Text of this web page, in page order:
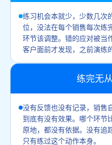
练习机会本就少，少数几次
位，没法在每个销售每次练
环节该调整。错的应对被当
客户面前才发现，之前演练
练完无
没有反馈也没有记录，销售
到底有没有效果。哪个环节
原地，都没有依据。没有追
只有练过这个动作本身。